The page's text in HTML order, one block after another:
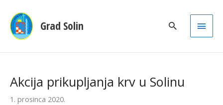
Grad Solin
Main
Akcija prikupljanja krv u Solinu
1. prosinca 2020.